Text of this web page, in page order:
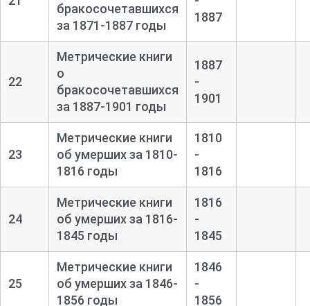
бракосочетавшихся
за 1871-1887 годы
1887
22
Метрические книги
о
бракосочетавшихся
за 1887-1901 годы
1887
-
1901
23
Метрические книги
об умерших за 1810-
1816 годы
1810
-
1816
24
Метрические книги
об умерших за 1816-
1845 годы
1816
-
1845
25
Метрические книги
об умерших за 1846-
1856 годы
1846
-
1856